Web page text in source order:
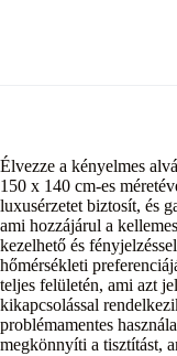
Élvezze a kényelmes
150 x 140 cm-es
luxusérzetet biztosít, és
ami hozzájárul a
kezelhető és
hőmérsékleti
teljes felületén, ami azt
kikapcsolással
problémamentes
megkönnyíti a tisztítást,